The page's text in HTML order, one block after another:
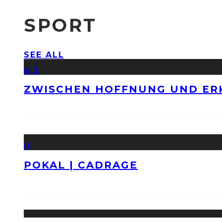
SPORT
SEE ALL
8.3
ZWISCHEN HOFFNUNG UND
0
POKAL | CADRAGE